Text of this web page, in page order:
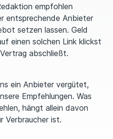
emp­foh­len
entsprechende Anbieter
setzen lassen. Geld
einen solchen Link klickst
abschließt.
ein Anbieter vergütet,
Emp­feh­lungen. Was
hängt allein davon
Verbraucher ist.